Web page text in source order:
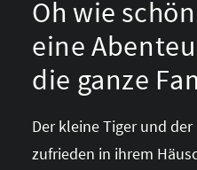
Oh wie
eine
die ganze
Der kleine Tiger und
zufrieden in ihrem